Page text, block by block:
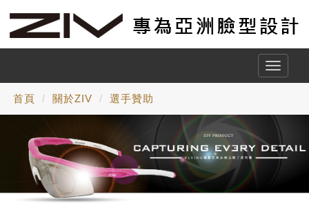
Toggle
首頁 關於ZIV 選手贊助